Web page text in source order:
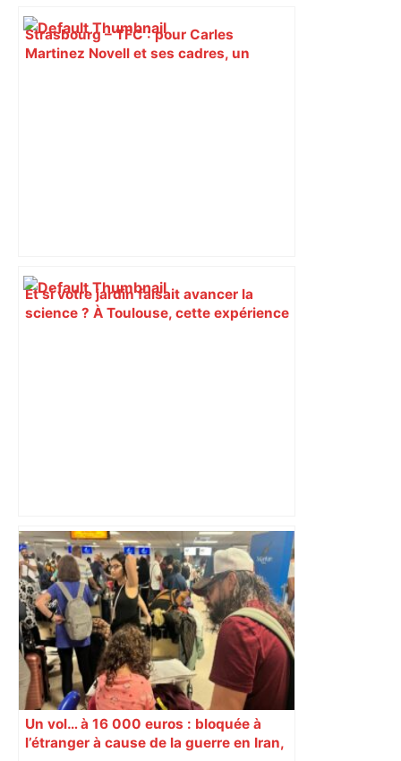
Strasbourg – TFC : pour Carles
Martinez Novell et ses cadres, un
Et si votre jardin faisait avancer la
science ? À Toulouse, cette expérience
Nouveau risque de suspension pour le
chantier de l’A69 après des
débordements d’emprises des travaux
Un vol… à 16 000 euros : bloquée à
l’étranger à cause de la guerre en Iran,